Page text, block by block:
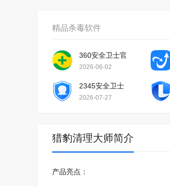
精品杀毒软件
360安全卫士官方版
2026-06-02
2345安全卫士
2026-07-27
猎豹清理大师简介
产品亮点：